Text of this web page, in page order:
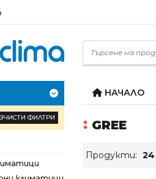
НАЧАЛО
ФИЛТРИ
GREE
Продукти: 24